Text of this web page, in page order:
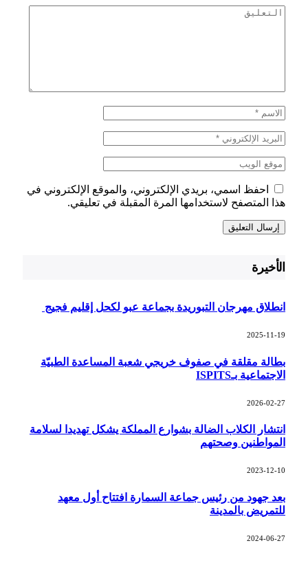
احفظ اسمي، بريدي الإلكتروني، والموقع الإلكتروني في
هذا المتصفح لاستخدامها المرة المقبلة في تعليقي.
الأخيرة
انطلاق مهرجان التبوريدة بجماعة عبو لكحل إقليم فجيج
2025-11-19
بطالة مقلقة في صفوف خريجي شعبة المساعدة الطبيّة
الاجتماعية بـISPITS
2026-02-27
انتشار الكلاب الضالة بشوارع المملكة يشكل تهديدا لسلامة
المواطنين وصحتهم
2023-12-10
بعد جهود من رئيس جماعة السمارة افتتاح أول معهد
للتمريض بالمدينة
2024-06-27